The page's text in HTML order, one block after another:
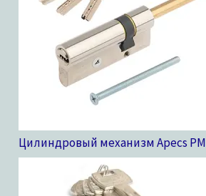
Цилиндровый механизм Apecs PM